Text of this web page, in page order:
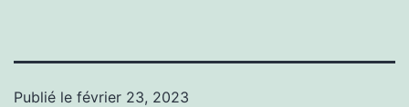
Publié le février 23, 2023